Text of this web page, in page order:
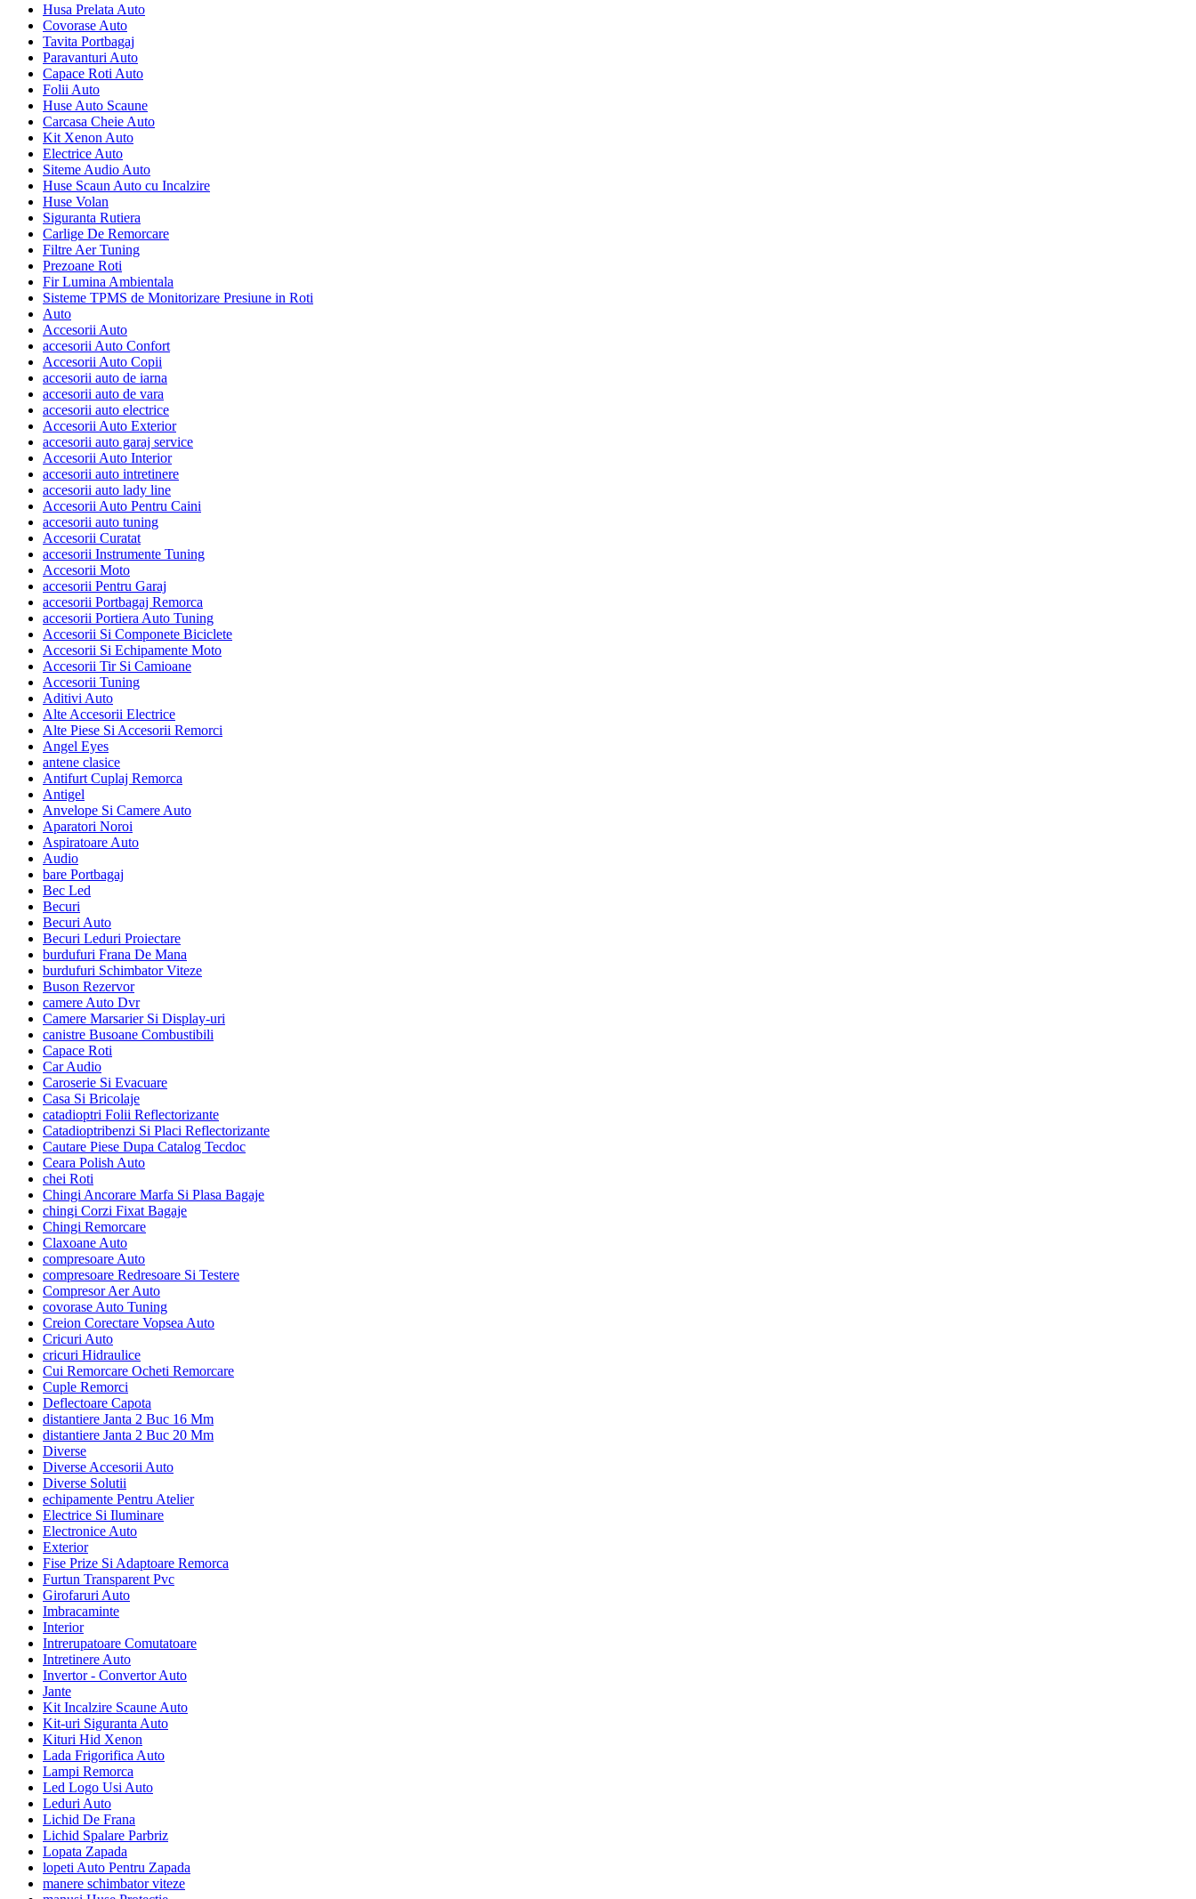
Husa Prelata Auto
Covorase Auto
Tavita Portbagaj
Paravanturi Auto
Capace Roti Auto
Folii Auto
Huse Auto Scaune
Carcasa Cheie Auto
Kit Xenon Auto
Electrice Auto
Siteme Audio Auto
Huse Scaun Auto cu Incalzire
Huse Volan
Siguranta Rutiera
Carlige De Remorcare
Filtre Aer Tuning
Prezoane Roti
Fir Lumina Ambientala
Sisteme TPMS de Monitorizare Presiune in Roti
Auto
Accesorii Auto
accesorii Auto Confort
Accesorii Auto Copii
accesorii auto de iarna
accesorii auto de vara
accesorii auto electrice
Accesorii Auto Exterior
accesorii auto garaj service
Accesorii Auto Interior
accesorii auto intretinere
accesorii auto lady line
Accesorii Auto Pentru Caini
accesorii auto tuning
Accesorii Curatat
accesorii Instrumente Tuning
Accesorii Moto
accesorii Pentru Garaj
accesorii Portbagaj Remorca
accesorii Portiera Auto Tuning
Accesorii Si Componete Biciclete
Accesorii Si Echipamente Moto
Accesorii Tir Si Camioane
Accesorii Tuning
Aditivi Auto
Alte Accesorii Electrice
Alte Piese Si Accesorii Remorci
Angel Eyes
antene clasice
Antifurt Cuplaj Remorca
Antigel
Anvelope Si Camere Auto
Aparatori Noroi
Aspiratoare Auto
Audio
bare Portbagaj
Bec Led
Becuri
Becuri Auto
Becuri Leduri Proiectare
burdufuri Frana De Mana
burdufuri Schimbator Viteze
Buson Rezervor
camere Auto Dvr
Camere Marsarier Si Display-uri
canistre Busoane Combustibili
Capace Roti
Car Audio
Caroserie Si Evacuare
Casa Si Bricolaje
catadioptri Folii Reflectorizante
Catadioptribenzi Si Placi Reflectorizante
Cautare Piese Dupa Catalog Tecdoc
Ceara Polish Auto
chei Roti
Chingi Ancorare Marfa Si Plasa Bagaje
chingi Corzi Fixat Bagaje
Chingi Remorcare
Claxoane Auto
compresoare Auto
compresoare Redresoare Si Testere
Compresor Aer Auto
covorase Auto Tuning
Creion Corectare Vopsea Auto
Cricuri Auto
cricuri Hidraulice
Cui Remorcare Ocheti Remorcare
Cuple Remorci
Deflectoare Capota
distantiere Janta 2 Buc 16 Mm
distantiere Janta 2 Buc 20 Mm
Diverse
Diverse Accesorii Auto
Diverse Solutii
echipamente Pentru Atelier
Electrice Si Iluminare
Electronice Auto
Exterior
Fise Prize Si Adaptoare Remorca
Furtun Transparent Pvc
Girofaruri Auto
Imbracaminte
Interior
Intrerupatoare Comutatoare
Intretinere Auto
Invertor - Convertor Auto
Jante
Kit Incalzire Scaune Auto
Kit-uri Siguranta Auto
Kituri Hid Xenon
Lada Frigorifica Auto
Lampi Remorca
Led Logo Usi Auto
Leduri Auto
Lichid De Frana
Lichid Spalare Parbriz
Lopata Zapada
lopeti Auto Pentru Zapada
manere schimbator viteze